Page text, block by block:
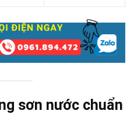
sơn nước chuẩn